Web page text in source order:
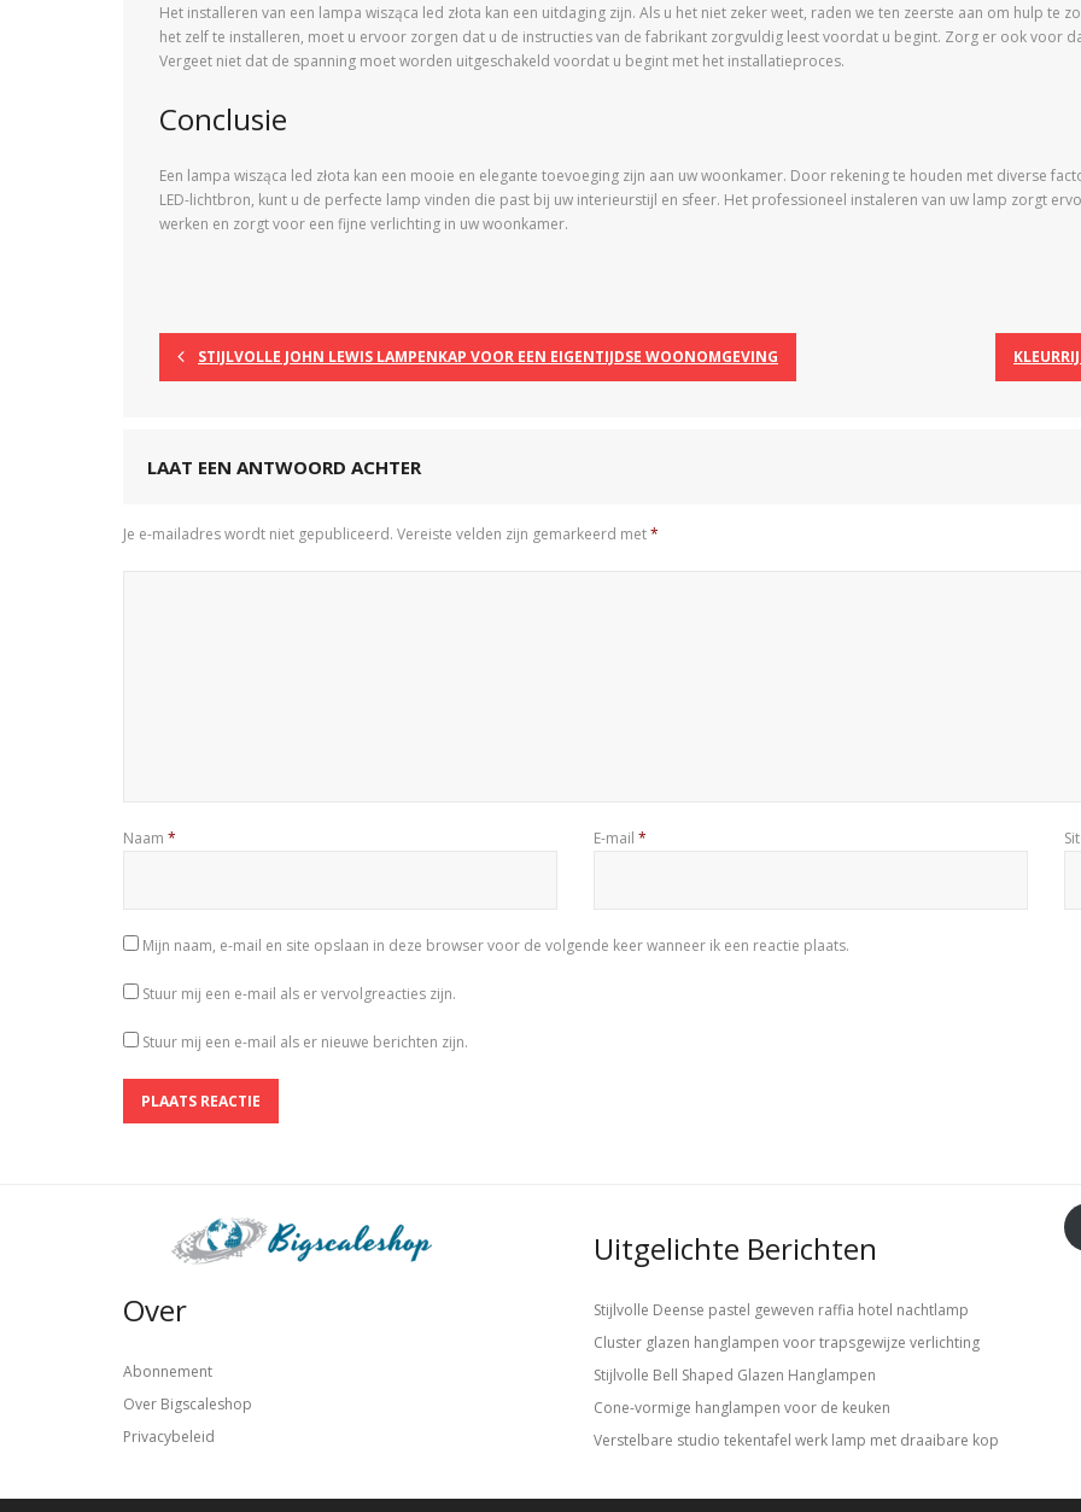
Het installeren van een lampa wisząca led złota kan een uitdaging zijn. Als u het niet zeker weet, raden we ten zeerste aan om hulp te
het zelf te installeren, moet u ervoor zorgen dat u de instructies van de fabrikant zorgvuldig leest voordat u begint. Zorg er ook voor
Vergeet niet dat de spanning moet worden uitgeschakeld voordat u begint met het installatieproces.
Conclusie
Een lampa wisząca led złota kan een mooie en elegante toevoeging zijn aan uw woonkamer. Door rekening te houden met diverse
LED-lichtbron, kunt u de perfecte lamp vinden die past bij uw interieurstijl en sfeer. Het professioneel instaleren van uw lamp zorgt
werken en zorgt voor een fijne verlichting in uw woonkamer.
STIJLVOLLE JOHN LEWIS LAMPENKAP VOOR EEN EIGENTIJDSE WOONOMGEVING
LAAT EEN ANTWOORD ACHTER
Je e-mailadres wordt niet gepubliceerd. Vereiste velden zijn gemarkeerd met*
Naam * E-mail *
Mijn naam, e-mail en site opslaan in deze browser voor de volgende keer wanneer ik een reactie plaats.
Stuur mij een e-mail als er vervolgreacties zijn.
Stuur mij een e-mail als er nieuwe berichten zijn.
Over
Abonnement
Over Bigscaleshop
Privacybeleid
Uitgelichte Berichten
Stijlvolle Deense pastel geweven raffia hotel nachtlamp
Cluster glazen hanglampen voor trapsgewijze verlichting
Stijlvolle Bell Shaped Glazen Hanglampen
Cone-vormige hanglampen voor de keuken
Verstelbare studio tekentafel werk lamp met draaibare kop